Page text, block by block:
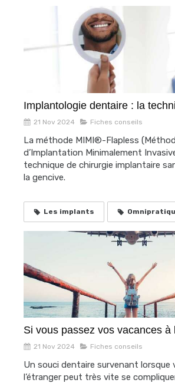
Implantologie dentaire : la
21 Nov 2024 Fiches conseils
La méthode MIMI®-Flapless
d’Implantation Minimalement
technique de chirurgie implantaire
la gencive.
Les implants
Si vous passez vos vacances à
21 Nov 2024 Fiches conseils
Un souci dentaire survenant lorsque
l’étranger peut très vite se